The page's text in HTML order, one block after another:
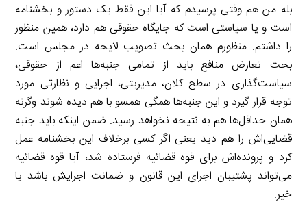
بله من هم وقتی پرسیدم که آیا این فقط یک دستور و بخشنامه
است و یا سیاستی است که جایگاه حقوقی هم دارد، همین منظور
را داشتم. منظورم همان بحث تصویب لایحه در مجلس است.
بحث تعارض منافع باید از تمامی جنبه‌ها اعم از حقوقی،
سیاست‌گذاری در سطح کلان، مدیریتی، اجرایی و نظارتی مورد
توجه قرار گیرد و این جنبه‌ها همگی همسو با هم دیده شوند وگرنه
همان حداقل‌ها هم به نتیجه نخواهد رسید. ضمن اینکه باید جنبه
قضایی‌اش را هم دید یعنی اگر کسی برخلاف این بخشنامه عمل
کرد و پرونده‌اش برای قوه قضائیه فرستاده شد، آیا قوه قضائیه
می‌تواند پشتیبان اجرای این قانون و ضمانت اجرایش باشد یا
خیر.